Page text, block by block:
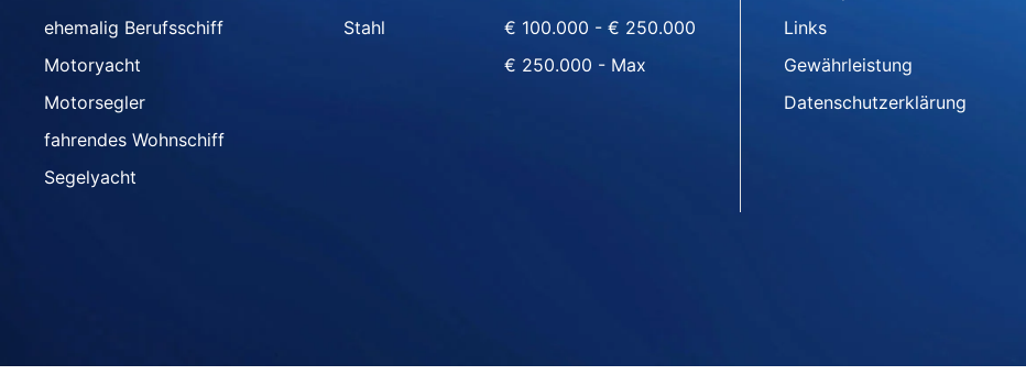
ehemalig Berufsschiff
Motoryacht
Motorsegler
fahrendes Wohnschiff
Segelyacht
Stahl
€ 100.000 - € 250.000
€ 250.000 - Max
Links
Gewährleistung
Datenschutzerklärung